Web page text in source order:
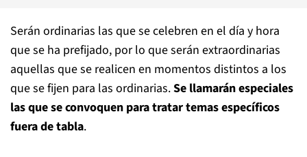
Serán ordinarias las que se celebren en el día y hora
que se ha prefijado, por lo que serán extraordinarias
aquellas que se realicen en momentos distintos a los
que se fijen para las ordinarias.Se llamarán especiales
las que se convoquen para tratar temas específicos
fuera de tabla.